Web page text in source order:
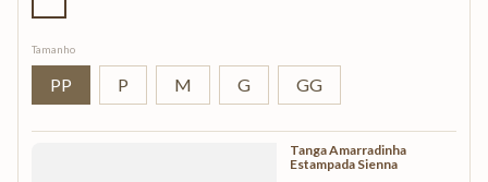
Tamanho
PP P M G GG
Tanga Amarradinha
Estampada Sienna